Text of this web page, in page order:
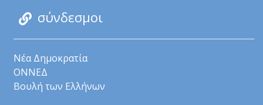
σύνδεσμοι
Νέα Δημοκρατία
ΟΝΝΕΔ
Βουλή των Ελλήνων